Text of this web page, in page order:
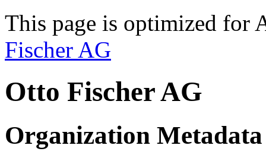
This page is optimized for
Fischer AG
Otto Fischer AG
Organization Metadata